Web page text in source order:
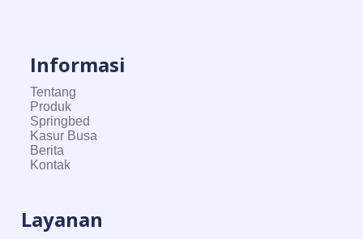
Informasi
Tentang
Produk
Springbed
Kasur Busa
Berita
Kontak
Layanan